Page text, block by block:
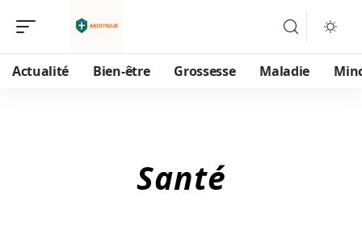
Actualité Bien-être Grossesse Maladie
Santé